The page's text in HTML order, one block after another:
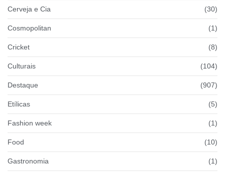
Cerveja e Cia (30)
Cosmopolitan (1)
Cricket (8)
Culturais (104)
Destaque (907)
Etílicas (5)
Fashion week (1)
Food (10)
Gastronomia (1)